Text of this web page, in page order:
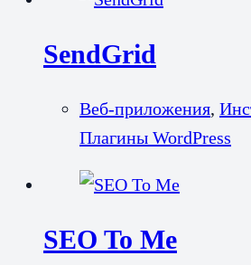
SendGrid
Веб-приложения,
Плагины WordPress
SEO To Me